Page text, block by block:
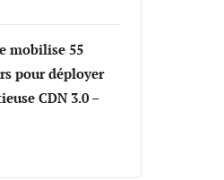
mobilise 55
pour déployer
CDN 3.0 –